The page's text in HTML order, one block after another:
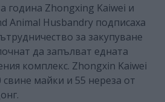
година Zhongxing Kaiwei и
Animal Husbandry подписаха
за закупуване
да запълват едната
комплекс. Zhongxin Kaiwei
свине майки и 55 нереза от